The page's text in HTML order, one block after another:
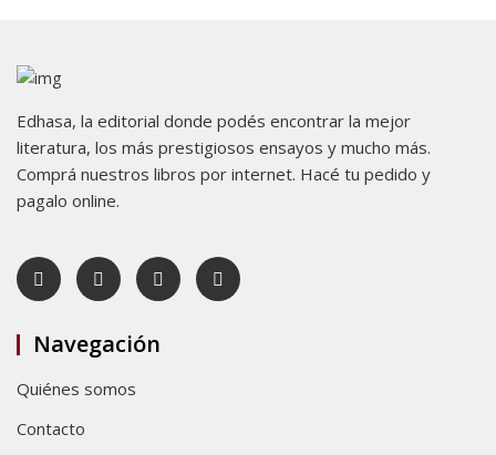
Edhasa, la editorial donde podés encontrar la mejor
literatura, los más prestigiosos ensayos y mucho más.
Comprá nuestros libros por internet. Hacé tu pedido y
pagalo online.
Navegación
Quiénes somos
Contacto